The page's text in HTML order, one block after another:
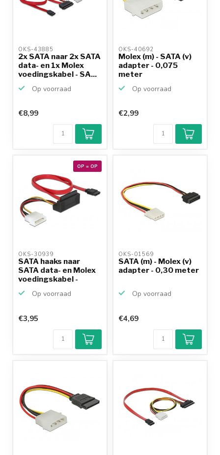
OKS-43885
2x SATA naar 2x SATA
data- en 1x Molex
voedingskabel - SA...
Op voorraad
€8,99
OKS-40692
Molex (m) - SATA (v)
adapter - 0,075
meter
Op voorraad
€2,99
OP = OP
OKS-30939
SATA haaks naar
SATA data- en Molex
voedingskabel -
Op voorraad
€3,95
OKS-01569
SATA (m) - Molex (v)
adapter - 0,30 meter
Op voorraad
€4,69